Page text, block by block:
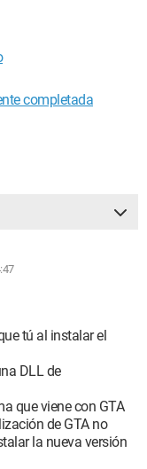
completada
tú al instalar el
DLL de
que viene con GTA
de GTA no
la nueva versión